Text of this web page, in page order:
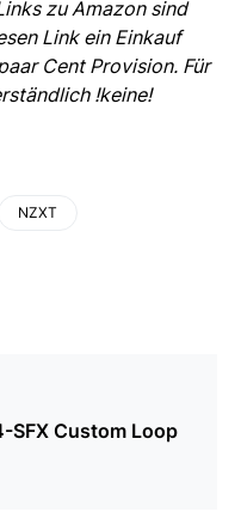
zu Amazon sind
Link ein Einkauf
Cent Provision. Für
!keine!
NZXT
SFX Custom Loop